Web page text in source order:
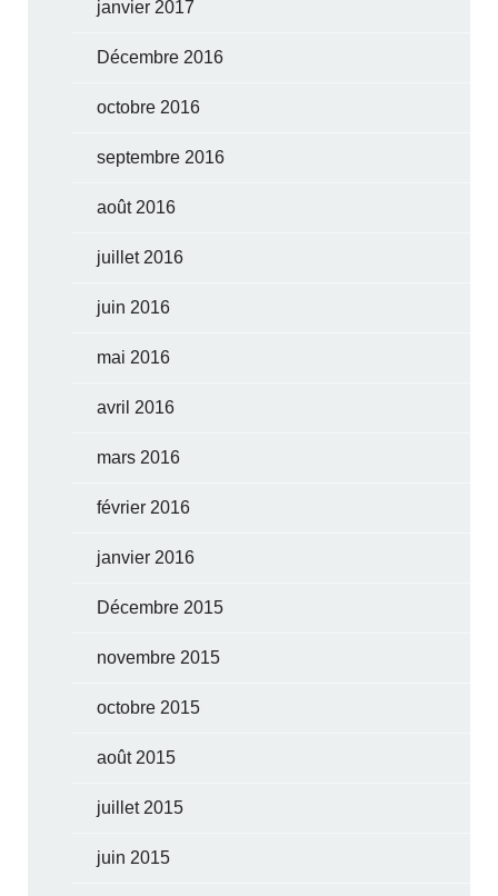
janvier 2017
Décembre 2016
octobre 2016
septembre 2016
août 2016
juillet 2016
juin 2016
mai 2016
avril 2016
mars 2016
février 2016
janvier 2016
Décembre 2015
novembre 2015
octobre 2015
août 2015
juillet 2015
juin 2015